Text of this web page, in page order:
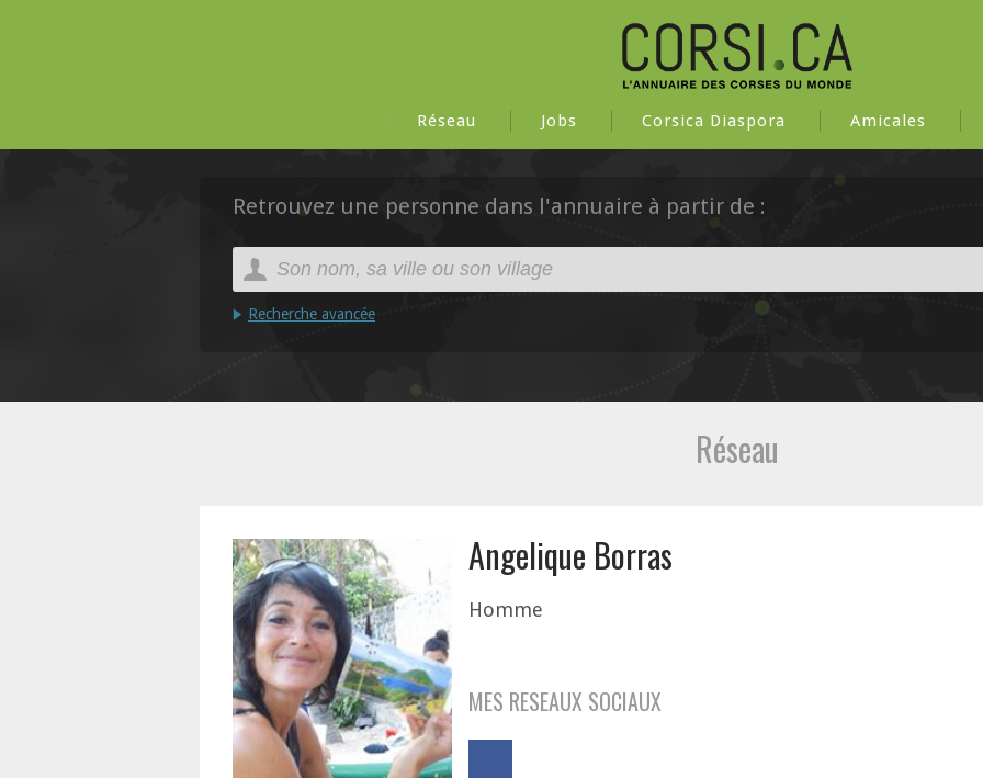
Réseau Jobs Corsica Diaspora Amicales
Retrouvez une personne dans l'annuaire à partir de :
Recherche avancée
Réseau
Angelique Borras
Homme
MES RESEAUX SOCIAUX